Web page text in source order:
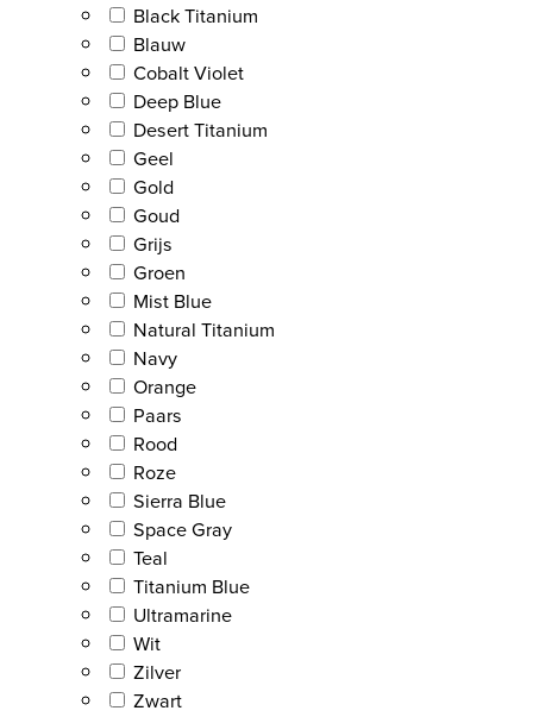
Black Titanium
Blauw
Cobalt Violet
Deep Blue
Desert Titanium
Geel
Gold
Goud
Grijs
Groen
Mist Blue
Natural Titanium
Navy
Orange
Paars
Rood
Roze
Sierra Blue
Space Gray
Teal
Titanium Blue
Ultramarine
Wit
Zilver
Zwart